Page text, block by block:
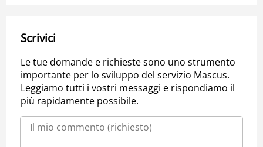
Scrivici
Le tue domande e richieste sono uno strumento
importante per lo sviluppo del servizio Mascus.
Leggiamo tutti i vostri messaggi e rispondiamo il
più rapidamente possibile.